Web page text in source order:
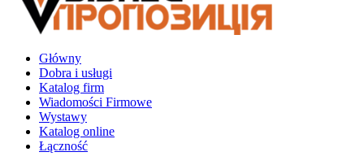
Główny
Dobra i usługi
Katalog firm
Wiadomości Firmowe
Wystawy
Katalog online
Łączność